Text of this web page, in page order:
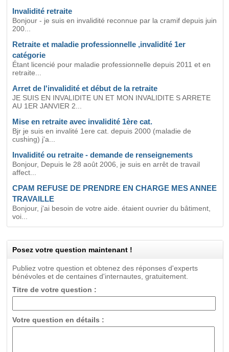
Invalidité retraite
Bonjour - je suis en invalidité reconnue par la cramif depuis juin
200...
Retraite et maladie professionnelle ,invalidité 1er
catégorie
Étant licencié pour maladie professionnelle depuis 2011 et en
retraite...
Arret de l'invalidité et début de la retraite
JE SUIS EN INVALIDITE UN ET MON INVALIDITE S ARRETE
AU 1ER JANVIER 2...
Mise en retraite avec invalidité 1ère cat.
Bjr je suis en invalité 1ere cat. depuis 2000 (maladie de
cushing) j'a...
Invalidité ou retraite - demande de renseignements
Bonjour, Depuis le 28 août 2006, je suis en arrêt de travail
affect...
CPAM REFUSE DE PRENDRE EN CHARGE MES ANNEE
TRAVAILLE
Bonjour, j'ai besoin de votre aide. étaient ouvrier du bâtiment,
voi...
Posez votre question maintenant !
Publiez votre question et obtenez des réponses d'experts
bénévoles et de centaines d'internautes, gratuitement.
Titre de votre question :
Votre question en détails :